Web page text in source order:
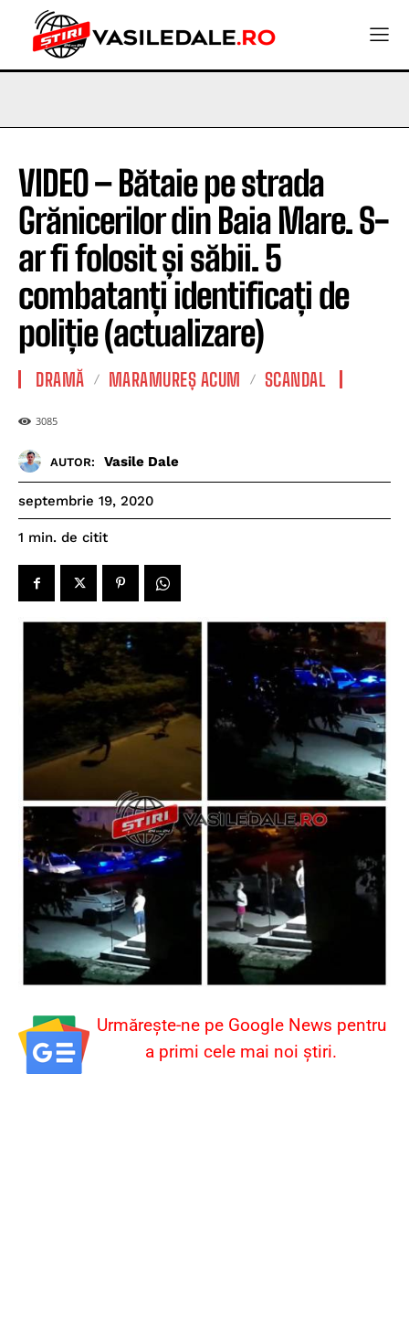
VIDEO – Bătaie pe strada
Grănicerilor din Baia Mare. S-
ar fi folosit și săbii. 5
combatanți identificați de
poliție (actualizare)
DRAMĂ MARAMUREȘ ACUM SCANDAL
3085
AUTOR: Vasile Dale
septembrie 19, 2020
1 min. de citit
Urmărește-ne pe Google News pentru
a primi cele mai noi știri.